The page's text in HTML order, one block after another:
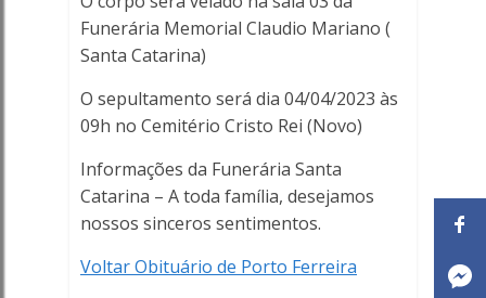
Ferreira
Online
Funerária Memorial Claudio Mariano (
Santa Catarina)
O sepultamento será dia 04/04/2023 às
09h no Cemitério Cristo Rei (Novo)
Informações da Funerária Santa
Catarina – A toda família, desejamos
nossos sinceros sentimentos.
Voltar Obituário de Porto Ferreira